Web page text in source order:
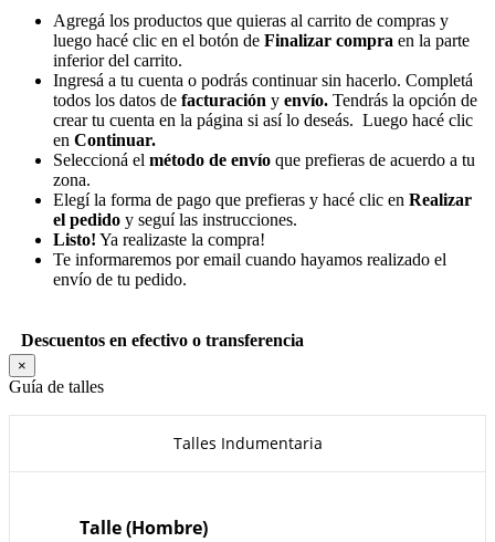
Agregá los productos que quieras al carrito de compras y
luego hacé clic en el botón de Finalizar compra en la parte
inferior del carrito.
Ingresá a tu cuenta o podrás continuar sin hacerlo. Completá
todos los datos de facturación y envío. Tendrás la opción de
crear tu cuenta en la página si así lo deseás. Luego hacé clic
en Continuar.
Seleccioná el método de envío que prefieras de acuerdo a tu
zona.
Elegí la forma de pago que prefieras y hacé clic en Realizar
el pedido y seguí las instrucciones.
Listo! Ya realizaste la compra!
Te informaremos por email cuando hayamos realizado el
envío de tu pedido.
Descuentos en efectivo o transferencia
×
Guía de talles
Talles Indumentaria
Talle (Hombre)